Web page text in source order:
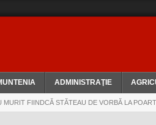
ADMINISTRAŢIE
MURIT FIINDCĂ STĂTEAU DE VORBĂ LA